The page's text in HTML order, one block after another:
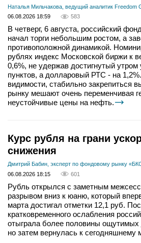
Наталья Мильчакова, ведущий аналитик Freedom
06.08.2026 18:59
583
В четверг, 6 августа, российский
начал торги небольшим ростом, а
противоположной динамикой.
рублях индекс Московской биржи к
0,6%, не удержав достигнутый утром
пунктов, а долларовый РТС - на
видимости, стабильно закрепиться
рынку мешают очень переменчивая
неустойчивые цены на нефть.
Курс рубля на грани
снижения
Дмитрий Бабин, эксперт по фондовому рынку
06.08.2026 18:15
601
Рубль открылся с заметным
разрывом вниз к юаню, который
марта достигал отметки 12,1 руб.
кратковременного ослабления
отыграла более половины ощутимых
но затем вернулась к сегодняшнему